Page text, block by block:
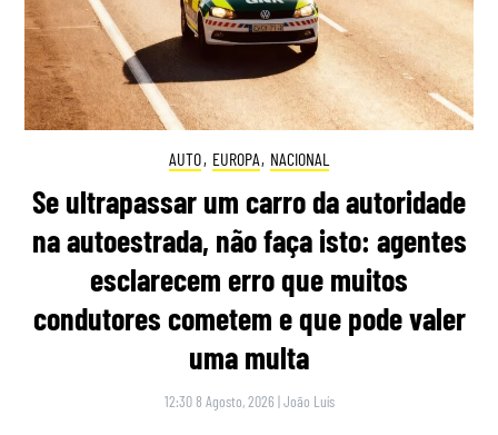
AUTO, EUROPA, NACIONAL
Se ultrapassar um carro da autoridade
na autoestrada, não faça isto: agentes
esclarecem erro que muitos
condutores cometem e que pode valer
uma multa
12:30 8 Agosto, 2026 |João Luís